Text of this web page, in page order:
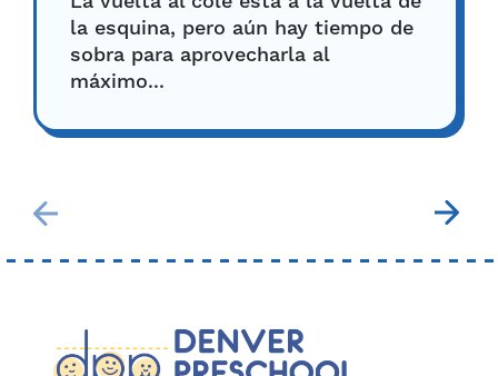
la esquina, pero aún hay tiempo de
sobra para aprovecharla al
máximo...